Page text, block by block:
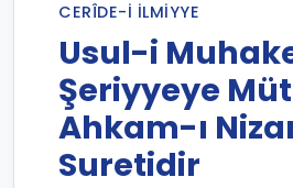
CERÎDE-I İLMIYYE
Usul-i
Şeriyyeye
Ahkam-ı
Suretidir